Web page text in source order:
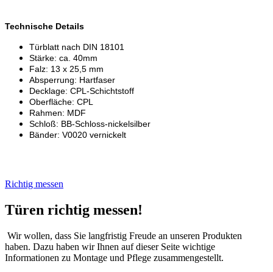
Technische Details
Türblatt nach DIN 18101
Stärke: ca. 40mm
Falz: 13 x 25,5 mm
Absperrung: Hartfaser
Decklage: CPL-Schichtstoff
Oberfläche: CPL
Rahmen: MDF
Schloß: BB-Schloss-nickelsilber
Bänder: V0020 vernickelt
Richtig messen
Türen richtig messen!
Wir wollen, dass Sie langfristig Freude an unseren Produkten
haben. Dazu haben wir Ihnen auf dieser Seite wichtige
Informationen zu Montage und Pflege zusammengestellt.